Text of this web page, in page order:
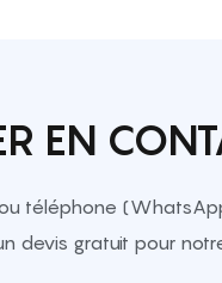
EN
téléphone
devis gratuit pour